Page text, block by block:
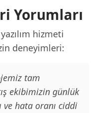
Yorumları
hizmeti
deneyimleri:
tam
ekibimizin günlük
ve hata oranı ciddi